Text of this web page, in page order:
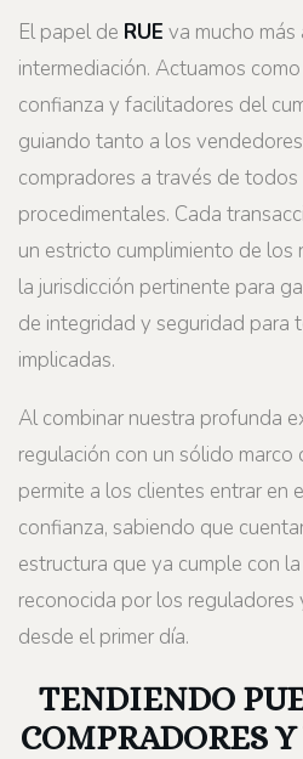
El papel de RUE va mucho más
intermediación. Actuamos
confianza y facilitadores del
guiando tanto a los
compradores a través de
procedimentales. Cada
un estricto cumplimiento de
la jurisdicción pertinente para
de integridad y seguridad para
implicadas.
Al combinar nuestra profunda
regulación con un sólido marco
permite a los clientes entrar en
confianza, sabiendo que
estructura que ya cumple con
reconocida por los
desde el primer día.
TENDIENDO
COMPRADORES